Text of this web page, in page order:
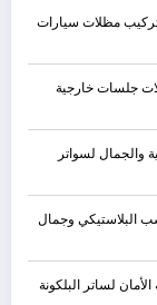
مظلات سيارات
جلسات خارجية
والجمال لسواتر
البلاستيكي وجمال
لساتر البلكونة